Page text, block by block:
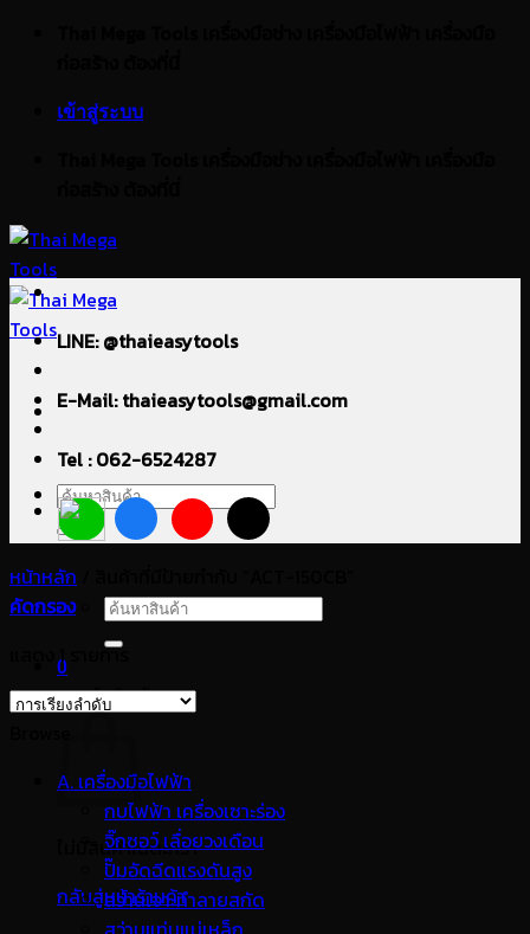
เข้าสู่ระบบ
ค้นหา:
ค้นหา:
0
ตะกร้าสินค้า
ไม่มีสินค้าในตะกร้า
กลับสู่หน้าร้านค้า
LINE: @thaieasytools
E-Mail: thaieasytools@gmail.com
Tel : 062-6524287
หน้าหลัก
คัดกรอง
แสดง 1 รายการ
A. เครื่องมือไฟฟ้า
กบไฟฟ้า เครื่องเซาะร่อง
จิ๊กซอว์ เลื่อยวงเดือน
ปั๊มอัดฉีดแรงดันสูง
สว่านเจาะทำลายสกัด